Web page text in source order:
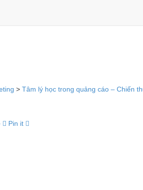
> Tâm lý học trong quảng cáo – Chiến
Pin it